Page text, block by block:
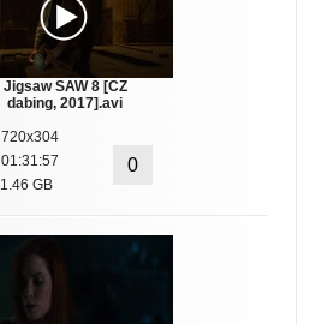
Jigsaw SAW 8 [CZ
dabing, 2017].avi
720x304
01:31:57
1.46 GB
0